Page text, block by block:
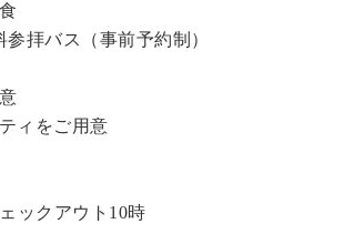
拝バス（事前予約制）
ィをご用意
ックアウト10時